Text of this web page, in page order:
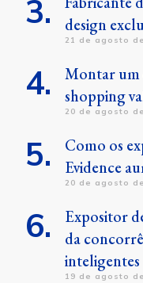
design
21 de agosto
Montar um
shopping
20 de agosto
Como os
Evidence
20 de agosto
Expositor
da
inteligentes
19 de agosto